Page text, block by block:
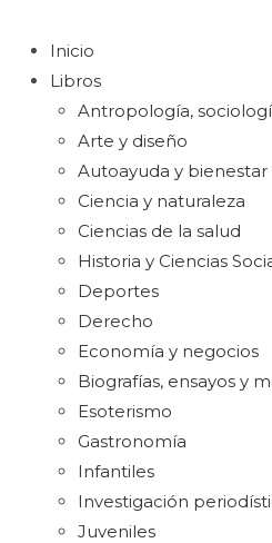
Inicio
Libros
Antropología,
Arte y diseño
Autoayuda y bienestar
Ciencia y naturaleza
Ciencias de la salud
Historia y Ciencias
Deportes
Derecho
Economía y negocios
Biografías, ensayos y
Esoterismo
Gastronomía
Infantiles
Investigación
Juveniles